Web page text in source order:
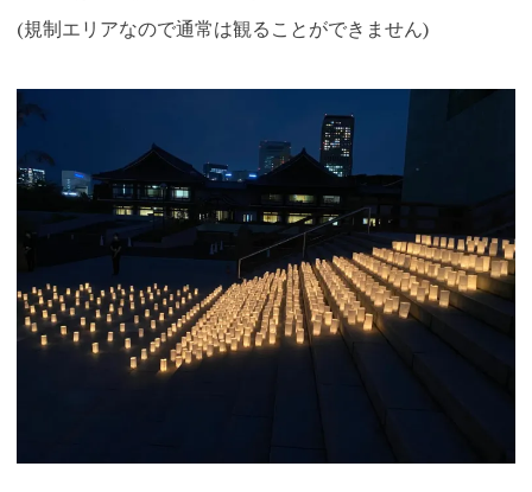
(規制エリアなので通常は観ることができません)